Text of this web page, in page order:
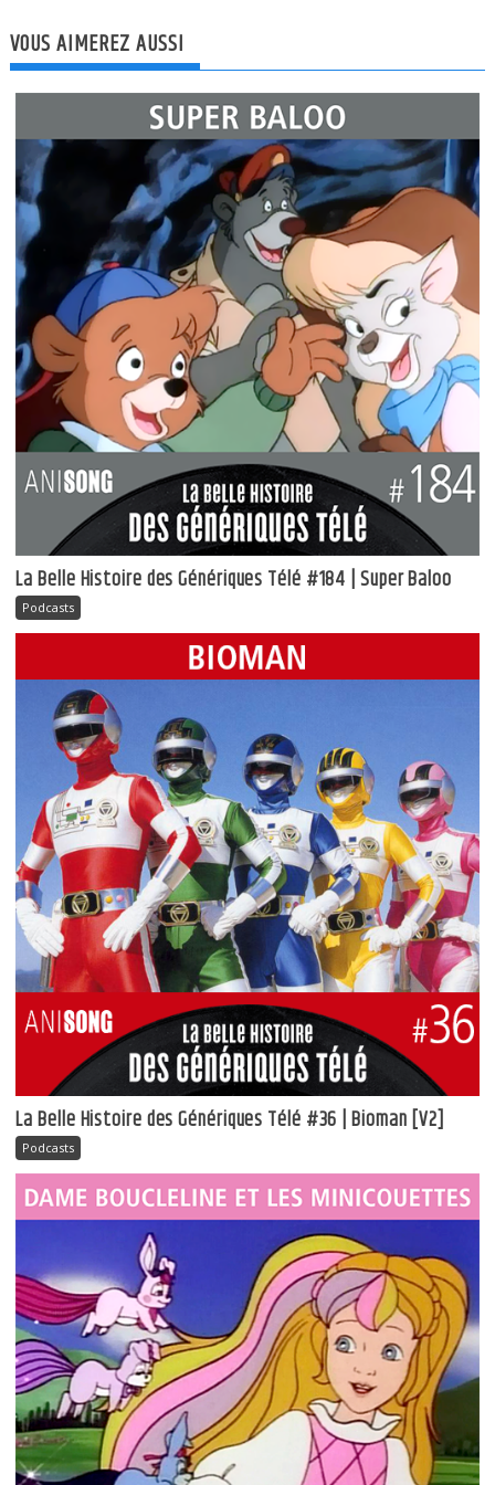
VOUS AIMEREZ AUSSI
La Belle Histoire des Génériques Télé #184 | Super Baloo
Podcasts
La Belle Histoire des Génériques Télé #36 | Bioman [V2]
Podcasts